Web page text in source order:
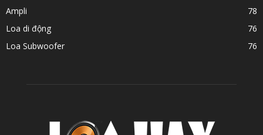
Ampli
78
Loa di động
76
Loa Subwoofer
76